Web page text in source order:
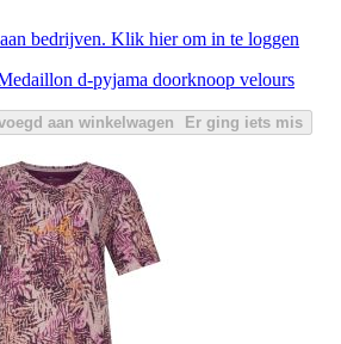
bedrijven. Klik hier om in te loggen
d-pyjama doorknoop velours
aan winkelwagen Er ging iets mis